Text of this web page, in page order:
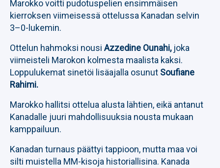
Marokko voitti pudotuspelien ensimmäisen
kierroksen viimeisessä ottelussa Kanadan selvin
3–0-lukemin.
Ottelun hahmoksi nousi Azzedine Ounahi,joka
viimeisteli Marokon kolmesta maalista kaksi.
Loppulukemat sinetöi lisäajalla osunut Soufiane
Rahimi.
Marokko hallitsi ottelua alusta lähtien, eikä antanut
Kanadalle juuri mahdollisuuksia nousta mukaan
kamppailuun.
Kanadan turnaus päättyi tappioon, mutta maa voi
silti muistella MM-kisoja historiallisina. Kanada